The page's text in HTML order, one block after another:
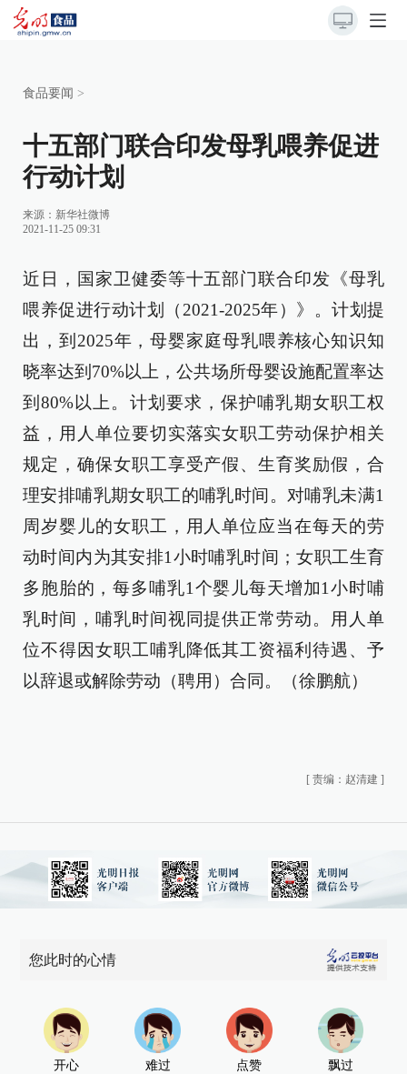
食品要闻 >
十五部门联合印发母乳喂养促进
行动计划
来源： 新华社微博
2021-11-25 09:31
近日，国家卫健委等十五部门联合印发《母乳
喂养促进行动计划（2021-2025年）》。计划提
出，到2025年，母婴家庭母乳喂养核心知识知
晓率达到70%以上，公共场所母婴设施配置率达
到80%以上。计划要求，保护哺乳期女职工权
益，用人单位要切实落实女职工劳动保护相关
规定，确保女职工享受产假、生育奖励假，合
理安排哺乳期女职工的哺乳时间。对哺乳未满1
周岁婴儿的女职工，用人单位应当在每天的劳
动时间内为其安排1小时哺乳时间；女职工生育
多胞胎的，每多哺乳1个婴儿每天增加1小时哺
乳时间，哺乳时间视同提供正常劳动。用人单
位不得因女职工哺乳降低其工资福利待遇、予
以辞退或解除劳动（聘用）合同。（徐鹏航）
[ 责编：赵清建 ]
您此时的心情
开心 难过 点赞 飘过